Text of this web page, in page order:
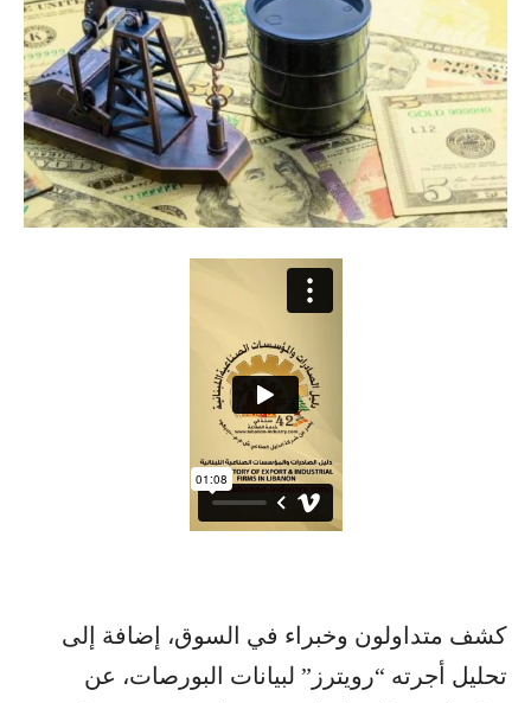
كشف متداولون وخبراء في السوق، إضافة إلى
تحليل أجرته “رويترز” لبيانات البورصات، عن